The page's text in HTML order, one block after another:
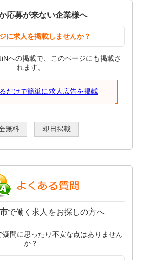
応募が来ない企業様へ
に求人を掲載しませんか？
への掲載で、このページにも掲載さ
れます。
だけで簡単に求人広告を掲載
無料 即日掲載
で働く求人をお探しの方へ
問に思ったり不安な点はありません
か？